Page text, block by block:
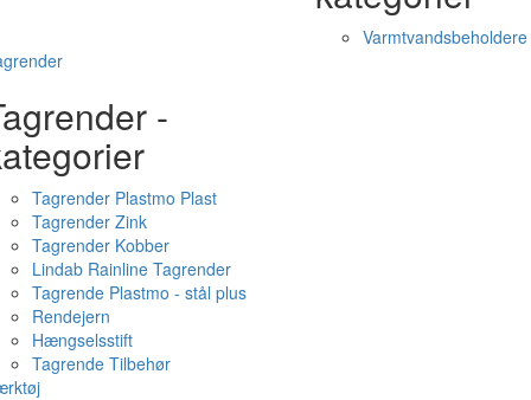
Varmtvandsbeholdere
-
Tagrender Plastmo Plast
Tagrender Zink
Tagrender Kobber
Lindab Rainline Tagrender
Tagrende Plastmo - stål plus
Rendejern
Hængselsstift
Tagrende Tilbehør